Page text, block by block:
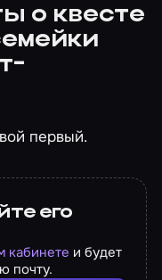
о квесте
первый.
его
кабинете и будет
почту.